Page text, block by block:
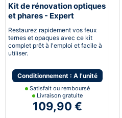
Kit de rénovation optiques
et phares - Expert
pneumatique
Restaurez rapidement vos feux
ternes et opaques avec ce kit
complet prêt à l'emploi et facile à
utiliser.
Conditionnement : A l'unité
Satisfait ou remboursé
Livraison gratuite
109,90 €